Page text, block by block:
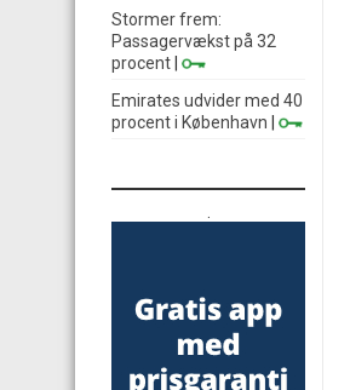
Stormer frem:
Passagervækst på 32
procent
Emirates udvider med 40
procent i København